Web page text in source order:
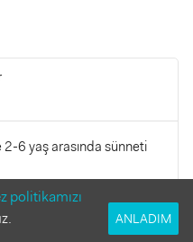
6 yaş arasında sünneti
YANITLA
politikamızı
ANLADIM